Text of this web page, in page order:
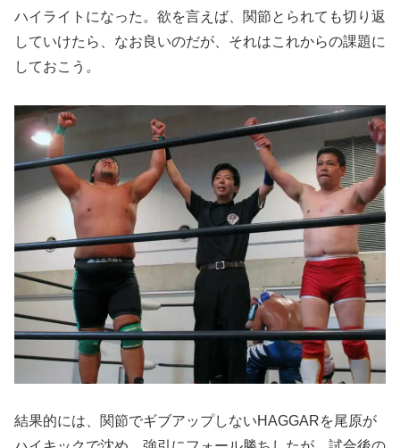
ハイライトになった。欲を言えば、関節とられても切り返
していけたら、なお良いのだが、それはこれからの課題に
しておこう。
結果的には、関節でギブアップしないHAGGARを尾原が